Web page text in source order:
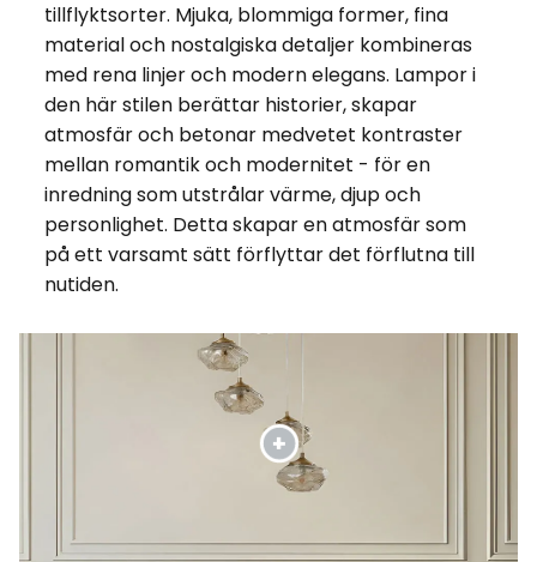
tillflyktsorter. Mjuka, blommiga former, fina
material och nostalgiska detaljer kombineras
med rena linjer och modern elegans. Lampor i
den här stilen berättar historier, skapar
atmosfär och betonar medvetet kontraster
mellan romantik och modernitet - för en
inredning som utstrålar värme, djup och
personlighet. Detta skapar en atmosfär som
på ett varsamt sätt förflyttar det förflutna till
nutiden.